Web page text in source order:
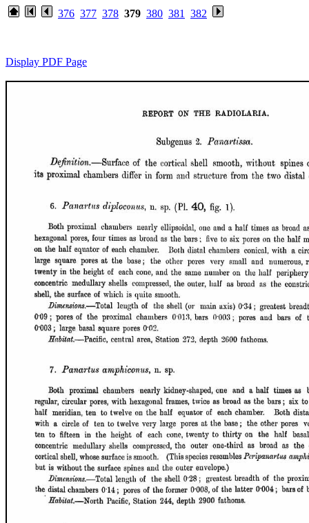
376 377 378 379 380 381 382
Display PDF Page